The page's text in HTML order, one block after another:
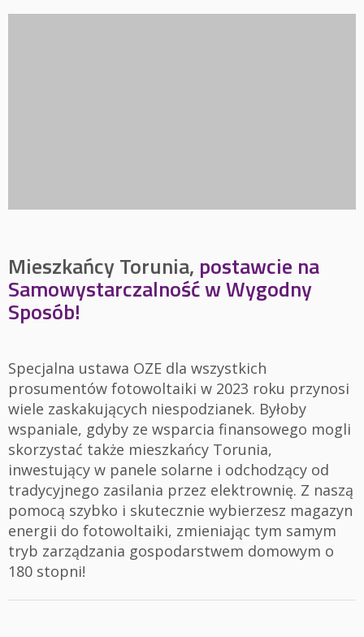
Mieszkańcy Torunia, postawcie na
Samowystarczalność w Wygodny
Sposób!
Specjalna ustawa OZE dla wszystkich
prosumentów fotowoltaiki w 2023 roku przynosi
wiele zaskakujących niespodzianek. Byłoby
wspaniale, gdyby ze wsparcia finansowego mogli
skorzystać także mieszkańcy Torunia,
inwestujący w panele solarne i odchodzący od
tradycyjnego zasilania przez elektrownię. Z naszą
pomocą szybko i skutecznie wybierzesz magazyn
energii do fotowoltaiki, zmieniając tym samym
tryb zarządzania gospodarstwem domowym o
180 stopni!